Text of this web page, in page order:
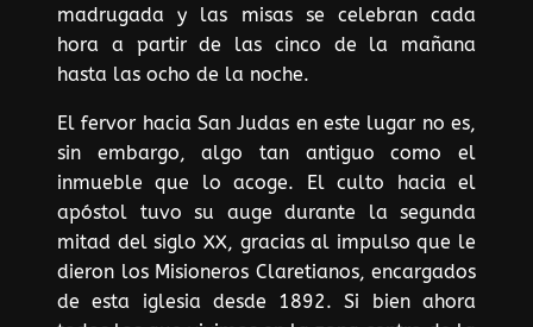
madrugada y las misas se celebran cada
hora a partir de las cinco de la mañana
hasta las ocho de la noche.
El fervor hacia San Judas en este lugar no es,
sin embargo, algo tan antiguo como el
inmueble que lo acoge. El culto hacia el
apóstol tuvo su auge durante la segunda
mitad del siglo XX, gracias al impulso que le
dieron los Misioneros Claretianos, encargados
de esta iglesia desde 1892. Si bien ahora